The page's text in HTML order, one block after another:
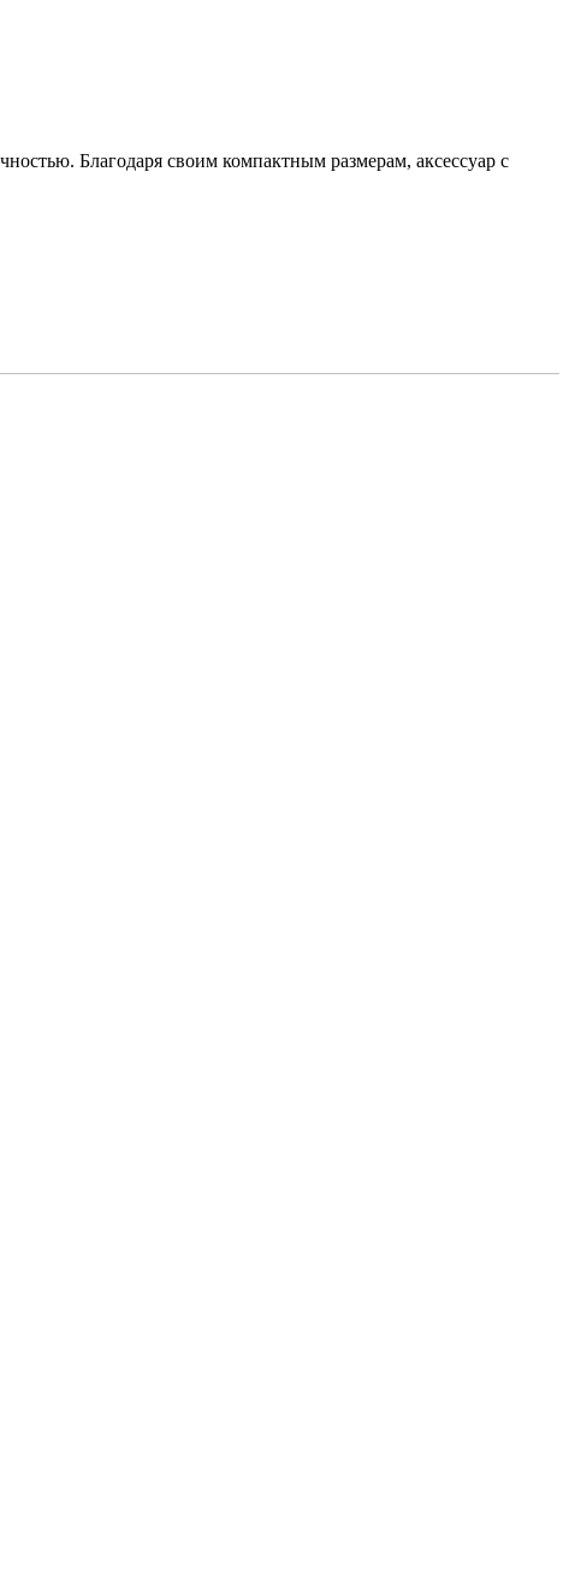
Благодаря своим компактным размерам, аксессуар с